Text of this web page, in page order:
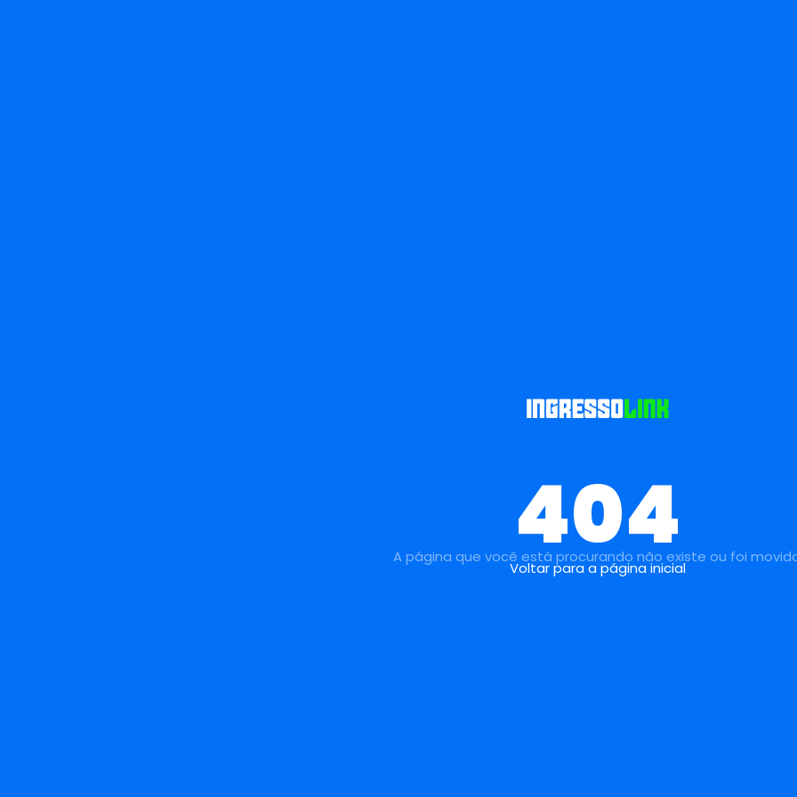
404
A página que você está procurando não existe ou foi
Voltar para a página inicial